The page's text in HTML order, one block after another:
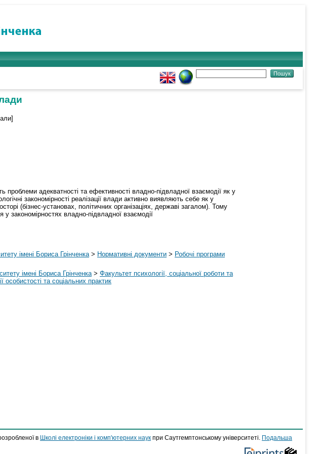
адекватності та ефективності владно-підвладної взаємодії як у
закономірності реалізації влади активно виявляють себе як у
(бізнес-установах, політичних організаціях, державі загалом). Тому
закономірностях владно-підвладної взаємодії
імені Бориса Грінченка > Нормативні документи > Робочі програми
імені Бориса Грінченка > Факультет психології, соціальної роботи та
особистості та соціальних практик
в Школі електроніки і комп'ютерних наук при Саутгемптонському університеті.
Подальша